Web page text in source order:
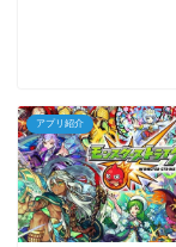
アプリ紹介